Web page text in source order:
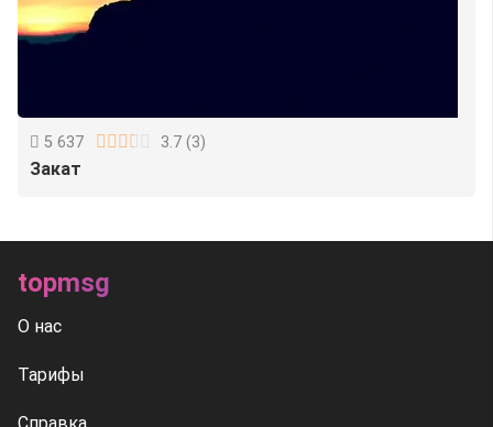
5 637 3.7 (3)
Закат
topmsg
О нас
Тарифы
Справка